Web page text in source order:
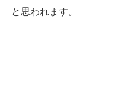
と思われます。